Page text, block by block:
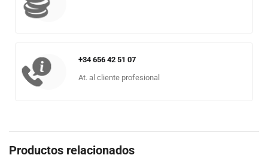
+34 656 42 51 07
At. al cliente profesional
Productos relacionados